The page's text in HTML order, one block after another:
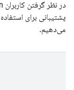
می‌دهیم.